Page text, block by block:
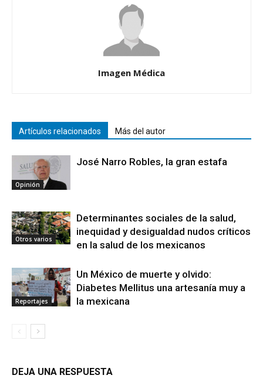
Imagen Médica
Artículos relacionados Más del autor
Opinión
José Narro Robles, la gran estafa
Otros varios
Determinantes sociales de la salud,
inequidad y desigualdad nudos críticos
en la salud de los mexicanos
Reportajes
Un México de muerte y olvido:
Diabetes Mellitus una artesanía muy a
la mexicana
DEJA UNA RESPUESTA